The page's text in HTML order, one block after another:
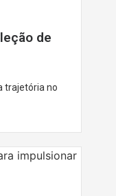
de
trajetória no